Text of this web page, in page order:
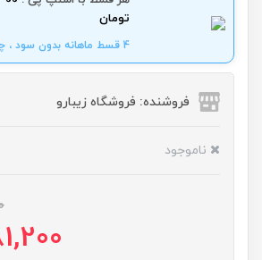
تومان
4 قسط ماهانه بدون سود ، چک و ضامن .
فروشنده: فروشگاه زیبارو
ناموجود